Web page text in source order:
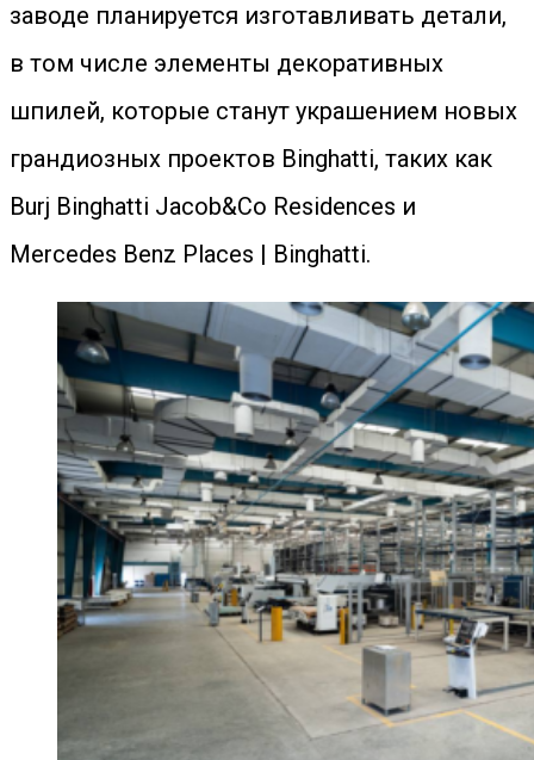
заводе планируется изготавливать детали,
в том числе элементы декоративных
шпилей, которые станут украшением новых
грандиозных проектов Binghatti, таких как
Burj Binghatti Jacob&Co Residences и
Mercedes Benz Places | Binghatti.